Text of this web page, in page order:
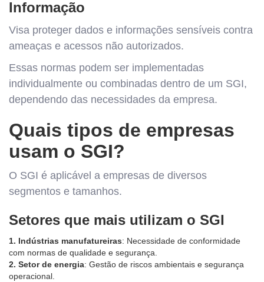
Informação
Visa proteger dados e informações sensíveis contra
ameaças e acessos não autorizados.
Essas normas podem ser implementadas
individualmente ou combinadas dentro de um SGI,
dependendo das necessidades da empresa.
Quais tipos de empresas
usam o SGI?
O SGI é aplicável a empresas de diversos
segmentos e tamanhos.
Setores que mais utilizam o SGI
1. Indústrias manufatureiras: Necessidade de conformidade
com normas de qualidade e segurança.
2. Setor de energia: Gestão de riscos ambientais e segurança
operacional.